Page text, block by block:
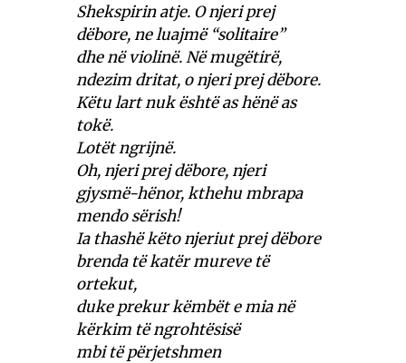
Shekspirin atje. O njeri prej
dëbore, ne luajmë “solitaire”
dhe në violinë. Në mugëtirë,
ndezim dritat, o njeri prej dëbore.
Këtu lart nuk është as hënë as
tokë.
Lotët ngrijnë.
Oh, njeri prej dëbore, njeri
gjysmë-hënor, kthehu mbrapa
mendo sërish!
Ia thashë këto njeriut prej dëbore
brenda të katër mureve të
ortekut,
duke prekur këmbët e mia në
kërkim të ngrohtësisë
mbi të përjetshmen